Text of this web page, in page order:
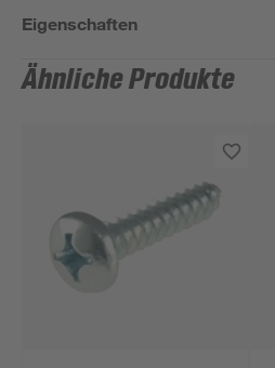
Eigenschaften
Ähnliche Produkte